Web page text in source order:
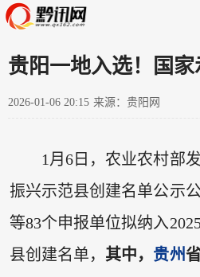
贵阳一地入选！国家
2026-01-06 20:15 来源：贵阳网
1月6日，农业农村部
振兴示范县创建名单公示
等83个申报单位拟纳入
县创建名单，其中， 贵州